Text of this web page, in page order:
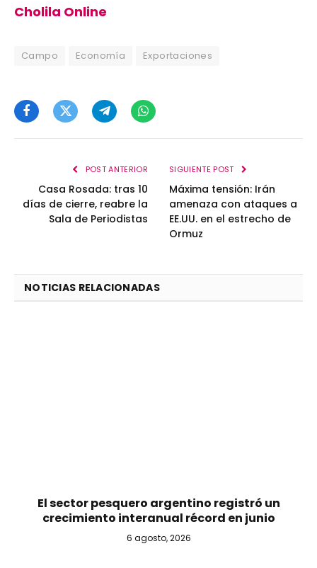
Cholila Online
Campo Economía Exportaciones
FacebookTwitterTelegramWhatsApp
POST ANTERIOR
Casa Rosada: tras 10
días de cierre, reabre la
Sala de Periodistas
SIGUIENTE POST
Máxima tensión: Irán
amenaza con ataques a
EE.UU. en el estrecho de
Ormuz
NOTICIAS RELACIONADAS
El sector pesquero argentino registró un
crecimiento interanual récord en junio
6 agosto, 2026